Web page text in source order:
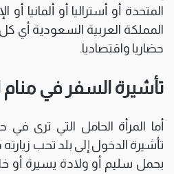
المتحدة أو أستراليا أو ألمانيا أو
المملكة العربية السعودية أي كل
حضاريا واقتصاديا.
تأشيرة السفر في منام
أما المرأة الحامل التي ترى
تأشيرة الدخول إلى بلد تحب
بحمل سليم أو ولادة يسيرة